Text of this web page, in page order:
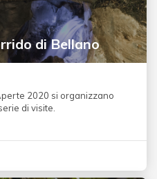
di Bellano
2020 si organizzano
di visite.